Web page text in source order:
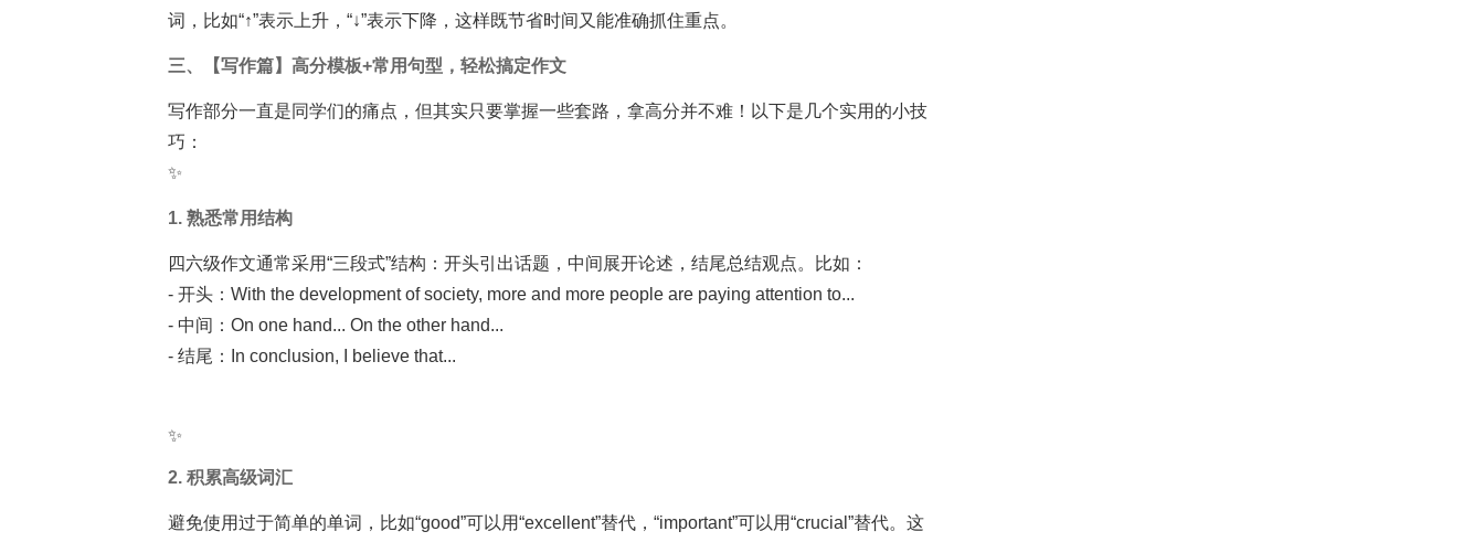
词，比如“↑”表示上升，“↓”表示下降，这样既节省时间又能准确抓住重点。
三、【写作篇】高分模板+常用句型，轻松搞定作文
写作部分一直是同学们的痛点，但其实只要掌握一些套路，拿高分并不难！以下是几个实用的小技
巧：
✨
1. 熟悉常用结构
四六级作文通常采用“三段式”结构：开头引出话题，中间展开论述，结尾总结观点。比如：
- 开头：With the development of society, more and more people are paying attention to...
- 中间：On one hand... On the other hand...
- 结尾：In conclusion, I believe that...
✨
2. 积累高级词汇
避免使用过于简单的单词，比如“good”可以用“excellent”替代，“important”可以用“crucial”替代。这